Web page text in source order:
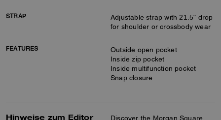
STRAP
Adjustable strap with 21.5" drop
for shoulder or crossbody wear
FEATURES
Outside open pocket
Inside zip pocket
Inside multifunction pocket
Snap closure
Hinweise zum Editor
Discover the Morgan Square